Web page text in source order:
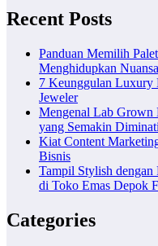
Recent Posts
Panduan Memilih
Menghidupkan
7 Keunggulan
Jeweler
Mengenal Lab
yang Semakin Diminati
Kiat Content
Bisnis
Tampil Stylish
di Toko Emas Depok
Categories